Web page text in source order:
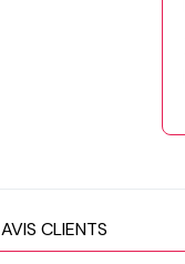
AVIS CLIENTS